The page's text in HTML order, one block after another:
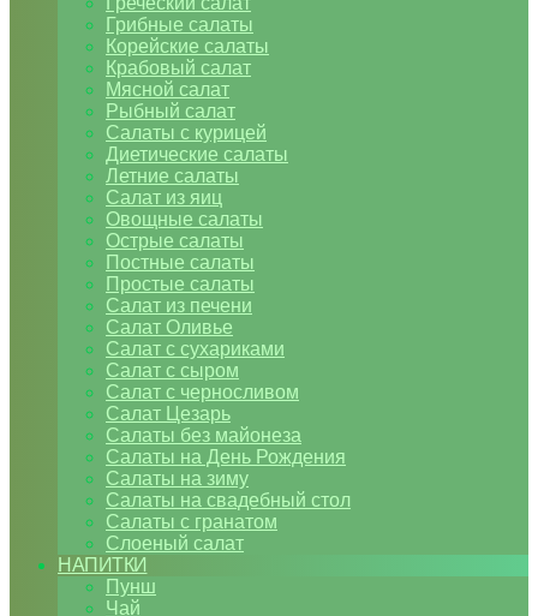
Грибные салаты
Корейские салаты
Крабовый салат
Мясной салат
Рыбный салат
Салаты с курицей
Диетические салаты
Летние салаты
Салат из яиц
Овощные салаты
Острые салаты
Постные салаты
Простые салаты
Салат из печени
Салат Оливье
Салат с сухариками
Салат с сыром
Салат с черносливом
Салат Цезарь
Салаты без майонеза
Салаты на День Рождения
Салаты на зиму
Салаты на свадебный стол
Салаты с гранатом
Слоеный салат
НАПИТКИ
Пунш
Чай